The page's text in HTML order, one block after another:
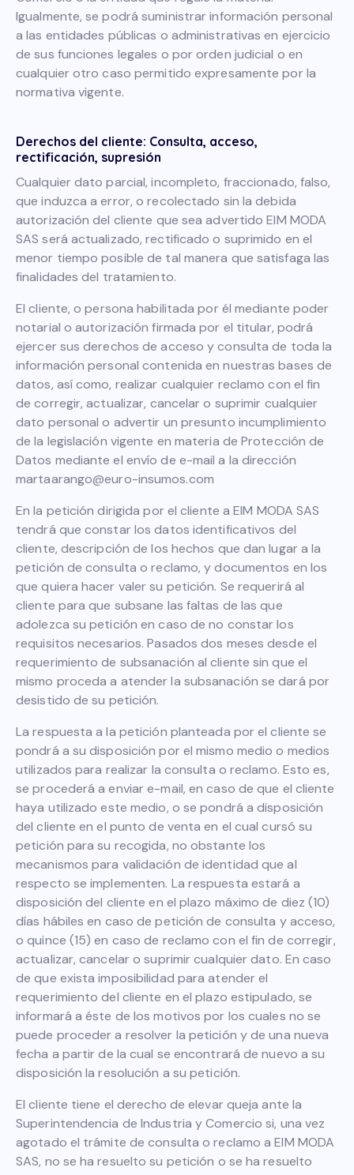
Igualmente, se podrá suministrar información personal
a las entidades públicas o administrativas en ejercicio
de sus funciones legales o por orden judicial o en
cualquier otro caso permitido expresamente por la
normativa vigente.
Derechos del cliente: Consulta, acceso,
rectificación, supresión
Cualquier dato parcial, incompleto, fraccionado, falso,
que induzca a error, o recolectado sin la debida
autorización del cliente que sea advertido EIM MODA
SAS será actualizado, rectificado o suprimido en el
menor tiempo posible de tal manera que satisfaga las
finalidades del tratamiento.
El cliente, o persona habilitada por él mediante poder
notarial o autorización firmada por el titular, podrá
ejercer sus derechos de acceso y consulta de toda la
información personal contenida en nuestras bases de
datos, así como, realizar cualquier reclamo con el fin
de corregir, actualizar, cancelar o suprimir cualquier
dato personal o advertir un presunto incumplimiento
de la legislación vigente en materia de Protección de
Datos mediante el envío de e-mail a la dirección
martaarango@euro-insumos.com
En la petición dirigida por el cliente a EIM MODA SAS
tendrá que constar los datos identificativos del
cliente, descripción de los hechos que dan lugar a la
petición de consulta o reclamo, y documentos en los
que quiera hacer valer su petición. Se requerirá al
cliente para que subsane las faltas de las que
adolezca su petición en caso de no constar los
requisitos necesarios. Pasados dos meses desde el
requerimiento de subsanación al cliente sin que el
mismo proceda a atender la subsanación se dará por
desistido de su petición.
La respuesta a la petición planteada por el cliente se
pondrá a su disposición por el mismo medio o medios
utilizados para realizar la consulta o reclamo. Esto es,
se procederá a enviar e-mail, en caso de que el cliente
haya utilizado este medio, o se pondrá a disposición
del cliente en el punto de venta en el cual cursó su
petición para su recogida, no obstante los
mecanismos para validación de identidad que al
respecto se implementen. La respuesta estará a
disposición del cliente en el plazo máximo de diez (10)
días hábiles en caso de petición de consulta y acceso,
o quince (15) en caso de reclamo con el fin de corregir,
actualizar, cancelar o suprimir cualquier dato. En caso
de que exista imposibilidad para atender el
requerimiento del cliente en el plazo estipulado, se
informará a éste de los motivos por los cuales no se
puede proceder a resolver la petición y de una nueva
fecha a partir de la cual se encontrará de nuevo a su
disposición la resolución a su petición.
El cliente tiene el derecho de elevar queja ante la
Superintendencia de Industria y Comercio si, una vez
agotado el trámite de consulta o reclamo a EIM MODA
SAS, no se ha resuelto su petición o se ha resuelto